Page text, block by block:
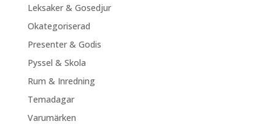
Leksaker & Gosedjur
Okategoriserad
Presenter & Godis
Pyssel & Skola
Rum & Inredning
Temadagar
Varumärken